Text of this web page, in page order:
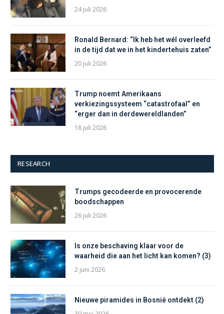
24 juli 2026
Ronald Bernard: “Ik heb het wél overleefd
in de tijd dat we in het kindertehuis zaten”
20 juli 2026
Trump noemt Amerikaans
verkiezingssysteem “catastrofaal” en
“erger dan in derdewereldlanden”
18 juli 2026
RESEARCH
Trumps gecodeerde en provocerende
boodschappen
26 juli 2026
Is onze beschaving klaar voor de
waarheid die aan het licht kan komen? (3)
2 juni 2026
Nieuwe piramides in Bosnië ontdekt (2)